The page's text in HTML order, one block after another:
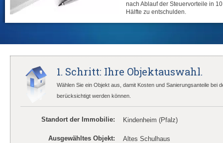
nach Ablauf der Steuervorteile in
Hälfte zu entschulden.
1. Schritt: Ihre Objektauswahl.
Wählen Sie ein Objekt aus, damit Kosten und Sanierungsanteile bei
berücksichtigt werden können.
Standort der Immobilie: Kindenheim (Pfalz)
Ausgewähltes Objekt: Altes Schulhaus